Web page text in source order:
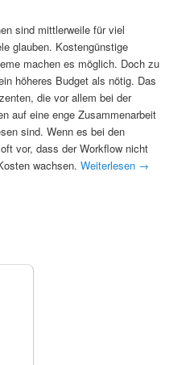
sind mittlerweile für viel
glauben. Kostengünstige
machen es möglich. Doch zu
höheres Budget als nötig. Das
die vor allem bei der
auf eine enge Zusammenarbeit
sind. Wenn es bei den
vor, dass der Workflow nicht
wachsen.Weiterlesen →